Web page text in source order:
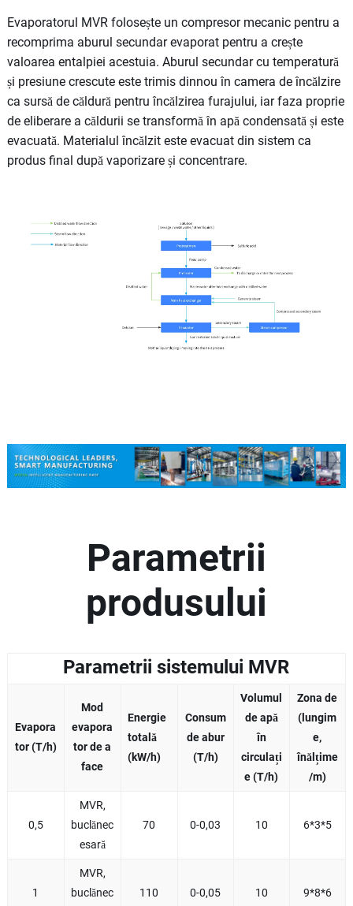
Evaporatorul MVR folosește un compresor mecanic pentru a
recomprima aburul secundar evaporat pentru a crește
valoarea entalpiei acestuia. Aburul secundar cu temperatură
și presiune crescute este trimis dinnou în camera de încălzire
ca sursă de căldură pentru încălzirea furajului, iar faza proprie
de eliberare a căldurii se transformă în apă condensată și este
evacuată. Materialul încălzit este evacuat din sistem ca
produs final după vaporizare și concentrare.
Parametrii
produsului
Parametrii sistemului MVR
Evapora
tor (T/h)
Mod
evapora
tor de a
face
Energie
totală
(kW/h)
Consum
de abur
(T/h)
Volumul
de apă
în
circulați
e (T/h)
Zona de
(lungim
e,
înălțime
/m)
0,5
MVR,
buclănec
esară
70 0-0,03 10 6*3*5
1
MVR,
buclănec
110 0-0,05 10 9*8*6